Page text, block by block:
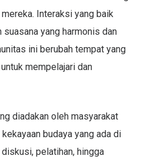
Interaksi yang baik
yang harmonis dan
ini berubah tempat yang
mempelajari dan
diadakan oleh masyarakat
budaya yang ada di
pelatihan, hingga